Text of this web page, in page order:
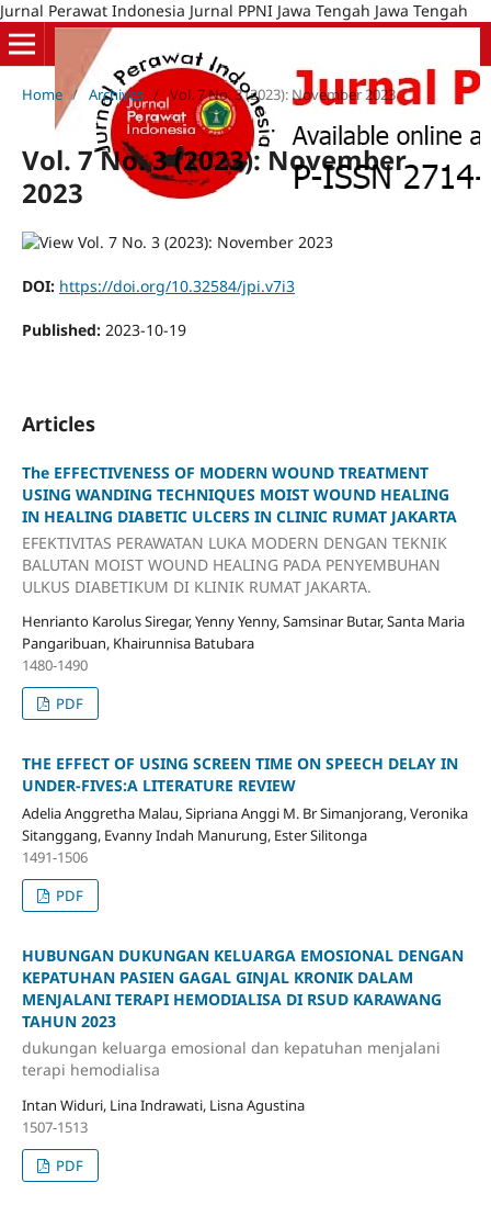
Jurnal Perawat Indonesia Jurnal PPNI Jawa Tengah Jawa Tengah
Home / Archives / Vol. 7 No. 3 (2023): November 2023
Vol. 7 No. 3 (2023): November
2023
DOI: https://doi.org/10.32584/jpi.v7i3
Published: 2023-10-19
Articles
The EFFECTIVENESS OF MODERN WOUND TREATMENT
USING WANDING TECHNIQUES MOIST WOUND HEALING
IN HEALING DIABETIC ULCERS IN CLINIC RUMAT JAKARTA
EFEKTIVITAS PERAWATAN LUKA MODERN DENGAN TEKNIK
BALUTAN MOIST WOUND HEALING PADA PENYEMBUHAN
ULKUS DIABETIKUM DI KLINIK RUMAT JAKARTA.
Henrianto Karolus Siregar, Yenny Yenny, Samsinar Butar, Santa Maria
Pangaribuan, Khairunnisa Batubara
1480-1490
PDF
THE EFFECT OF USING SCREEN TIME ON SPEECH DELAY IN
UNDER-FIVES:A LITERATURE REVIEW
Adelia Anggretha Malau, Sipriana Anggi M. Br Simanjorang, Veronika
Sitanggang, Evanny Indah Manurung, Ester Silitonga
1491-1506
PDF
HUBUNGAN DUKUNGAN KELUARGA EMOSIONAL DENGAN
KEPATUHAN PASIEN GAGAL GINJAL KRONIK DALAM
MENJALANI TERAPI HEMODIALISA DI RSUD KARAWANG
TAHUN 2023
dukungan keluarga emosional dan kepatuhan menjalani
terapi hemodialisa
Intan Widuri, Lina Indrawati, Lisna Agustina
1507-1513
PDF